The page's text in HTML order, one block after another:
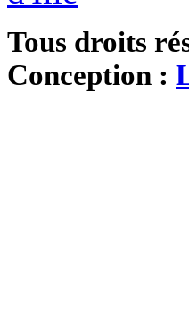
Tous droits
Conception :